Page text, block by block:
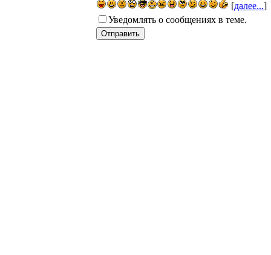
[далее...]
Уведомлять о сообщениях в теме.